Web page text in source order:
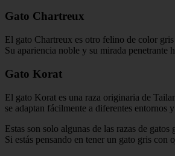
Gato Chartreux
El gato Chartreux es otro felino de color
Su apariencia noble y su mirada penetrante
Gato Korat
El gato Korat es una raza originaria de
se adaptan fácilmente a diferentes entornos
Estas son solo algunas de las razas de
Si estás pensando en tener un gato gris con